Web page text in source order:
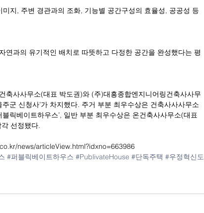
지, 주변 경관과의 조화, 기능별 공간구성의 효율성, 공공성 등
연과의 유기적인 배치로 따뜻하고 다정한 공간을 완성했다는 평
축사사무소(대표 박도권)와 (주)대흥종합엔지니어링건축사사무
군 신청사’가 차지했다. 주거 부분 최우수상은 건축사사사무소
릭베이트하우스’, 일반 부분 최우수상은 온건축사사무소(대표
각 선정됐다.
news/articleView.html?idxno=663986
#퍼블릭베이트하우스 #PublivateHouse #단독주택 #우정혁신도